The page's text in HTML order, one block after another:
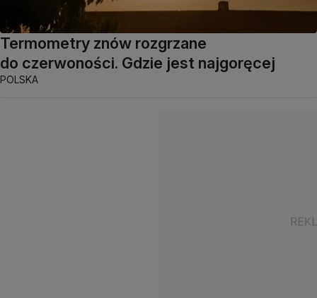
Termometry znów rozgrzane
do czerwoności. Gdzie jest najgoręcej
POLSKA